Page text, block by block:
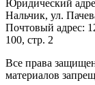
Юридический
Нальчик, ул.
Почтовый адрес:
100, стр. 2
Все права
материалов